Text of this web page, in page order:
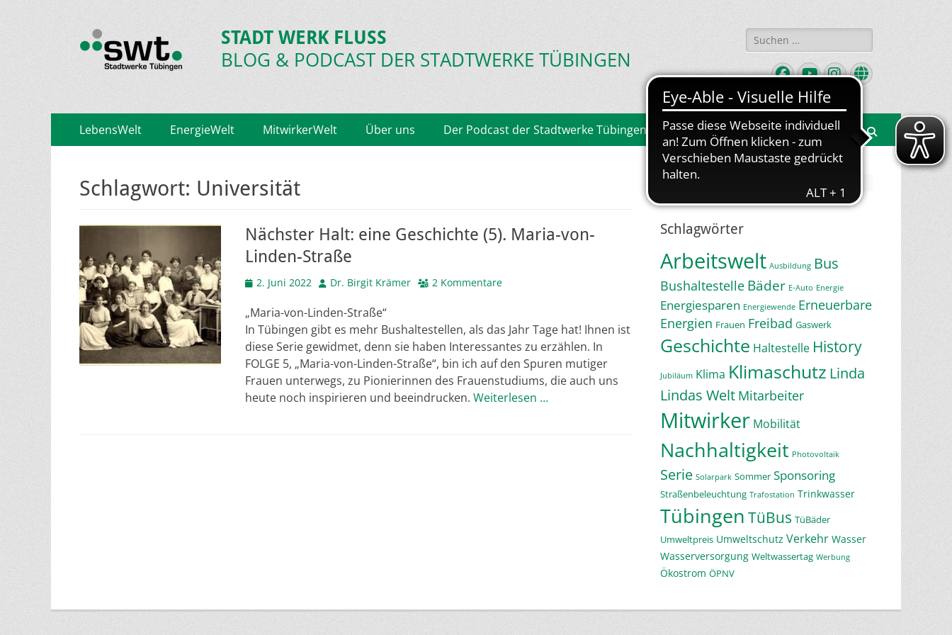
STADT WERK FLUSS
BLOG & PODCAST DER STADTWERKE TÜBINGEN
Suchen
nach:
Facebook
YouTube
Instagram
Website
Primäres
Menü
Inhalt
LebensWelt EnergieWelt MitwirkerWelt Über uns Der Podcast der Stadtwerke Tübingen Suchen
Schlagwort: Universität
Nächster Halt: eine Geschichte (5). Maria-von-
Linden-Straße
Veröffentlicht
2. Juni 2022 AutorDr. Birgit Krämer 2 Kommentare
„Maria-von-Linden-Straße“
In Tübingen gibt es mehr Bushaltestellen, als das Jahr Tage hat! Ihnen ist
diese Serie gewidmet, denn sie haben Interessantes zu erzählen. In
FOLGE 5, „Maria-von-Linden-Straße“, bin ich auf den Spuren mutiger
Frauen unterwegs, zu Pionierinnen des Frauenstudiums, die auch uns
heute noch inspirieren und beeindrucken. Weiterlesen …
Jetzt Newsletter abonnieren
Schlagwörter
Arbeitswelt Ausbildung Bus
Bushaltestelle Bäder E-Auto Energie
Energiesparen Energiewende Erneuerbare
Energien Frauen Freibad Gaswerk
Geschichte Haltestelle History
Jubiläum Klima Klimaschutz Linda
Lindas Welt Mitarbeiter
Mitwirker Mobilität
Nachhaltigkeit Photovoltaik
Serie Solarpark Sommer Sponsoring
Straßenbeleuchtung Trafostation Trinkwasser
Tübingen TüBus TüBäder
Umweltpreis Umweltschutz Verkehr Wasser
Wasserversorgung Weltwassertag Werbung
Ökostrom ÖPNV